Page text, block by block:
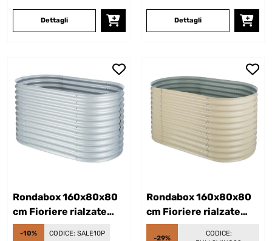
Dettagli Dettagli
Rondabox 160x80x80
cm Fioriere rialzate
Argento
-10% CODICE: SALE10P
Rondabox 160x80x80
cm Fioriere rialzate
Crema
-29%
CODICE: